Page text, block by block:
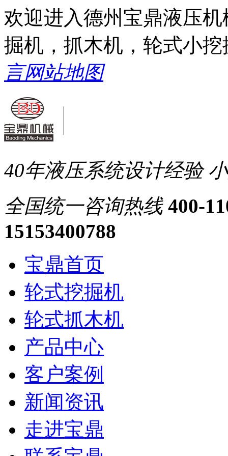
欢迎进入德州宝鼎液压
掘机，抓木机，轮式小
言网站地图
40年液压系统设计经验
全国统一咨询热线 400-
15153400788
宝鼎首页
轮式挖掘机
轮式抓木机
产品中心
客户案例
新闻资讯
走进宝鼎